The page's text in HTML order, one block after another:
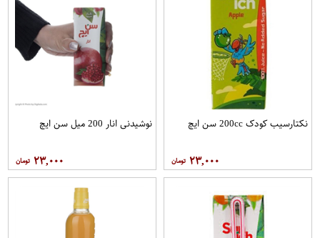
نکتارسیب کودک 200cc سن ايچ
۲۳,۰۰۰
نوشیدنی انار 200 میل سن ایچ
۲۳,۰۰۰